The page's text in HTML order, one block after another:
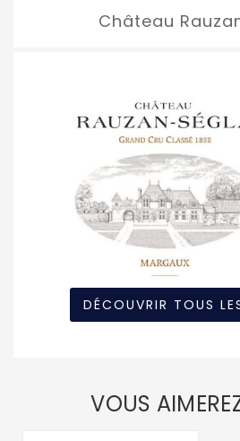
Château
DÉCOUVRIR TOUS
VOUS